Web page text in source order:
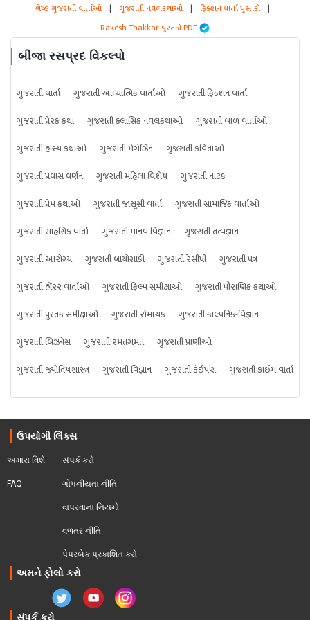
શ્રેષ્ઠ ગુજરાતી વાર્તાઓ | ગુજરાતી નવલકથાઓ | ફિક્શન વાર્તા પુસ્તકો |
Rakesh Thakkar પુસ્તકો PDF
બીજા રસપ્રદ વિકલ્પો
ગુજરાતી વાર્તા ગુજરાતી આધ્યાત્મિક વાર્તાઓ
ગુજરાતી ફિક્શન વાર્તા
ગુજરાતી પ્રેરક કથા
ગુજરાતી ક્લાસિક નવલકથાઓ
ગુજરાતી બાળ વાર્તાઓ
ગુજરાતી હાસ્ય કથાઓ
ગુજરાતી મેગેઝિન
ગુજરાતી કવિતાઓ
ગુજરાતી પ્રવાસ વર્ણન
ગુજરાતી મહિલા વિશેષ
ગુજરાતી નાટક
ગુજરાતી પ્રેમ કથાઓ
ગુજરાતી જાસૂસી વાર્તા
ગુજરાતી સામાજિક વાર્તાઓ
ગુજરાતી સાહસિક વાર્તા
ગુજરાતી માનવ વિજ્ઞાન
ગુજરાતી તત્વજ્ઞાન
ગુજરાતી આરોગ્ય
ગુજરાતી બાયોગ્રાફી ગુજરાતી રેસીપી
ગુજરાતી પત્ર
ગુજરાતી હૉરર વાર્તાઓ
ગુજરાતી ફિલ્મ સમીક્ષાઓ
ગુજરાતી પૌરાણિક કથાઓ
ગુજરાતી પુસ્તક સમીક્ષાઓ
ગુજરાતી રોમાંચક
ગુજરાતી કાલ્પનિક-વિજ્ઞાન
ગુજરાતી બિઝનેસ
ગુજરાતી રમતગમત
ગુજરાતી પ્રાણીઓ
ગુજરાતી જ્યોતિષશાસ્ત્ર
ગુજરાતી વિજ્ઞાન ગુજરાતી કંઈપણ ગુજરાતી ક્રાઇમ વાર્તા
ઉપયોગી લિંક્સ
અમારા વિશે
FAQ
સંપર્ક કરો
ગોપનીયતા નીતિ
વાપરવાના નિયમો
વળતર નીતિ
પેપરબેક પ્રકાશિત કરો
અમને ફોલો કરો
સંપર્ક કરો